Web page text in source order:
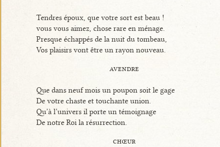
Tendres époux, que votre sort est beau !
vous vous aimez, chose rare en ménage.
Presque échappés de la nuit du tombeau,
Vos plaisirs vont être un rayon nouveau.
avendre
Que dans neuf mois un poupon soit le gage
De votre chaste et touchante union.
Qu’à l’univers il porte un témoignage
De notre Roi la résurrection.
chœur